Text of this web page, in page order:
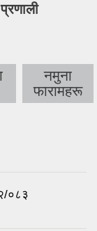
नमुना
फारामहरू
०८३